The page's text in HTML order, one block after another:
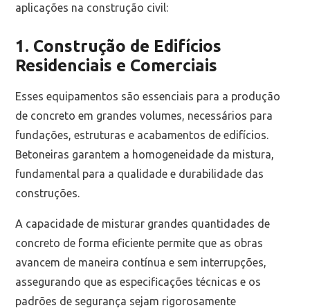
aplicações na construção civil:
1. Construção de Edifícios
Residenciais e Comerciais
Esses equipamentos são essenciais para a produção
de concreto em grandes volumes, necessários para
fundações, estruturas e acabamentos de edifícios.
Betoneiras garantem a homogeneidade da mistura,
fundamental para a qualidade e durabilidade das
construções.
A capacidade de misturar grandes quantidades de
concreto de forma eficiente permite que as obras
avancem de maneira contínua e sem interrupções,
assegurando que as especificações técnicas e os
padrões de segurança sejam rigorosamente